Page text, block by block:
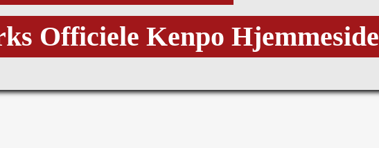
Officiele Kenpo Hjemmeside